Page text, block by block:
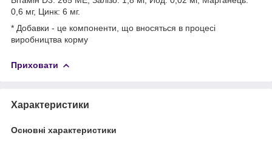
0,6 мг, Цинк: 6 мг.
* Добавки - це компоненти, що вносяться в процесі
виробництва корму
Приховати
Характеристики
Основні характеристики